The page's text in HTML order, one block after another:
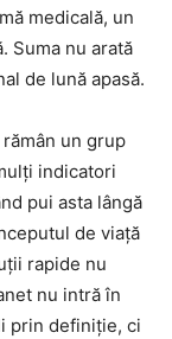
medicală, un
Suma nu arată
de lună apasă.
un grup
indicatori
pui asta lângă
de viață
rapide nu
nu intră în
prin definiție, ci